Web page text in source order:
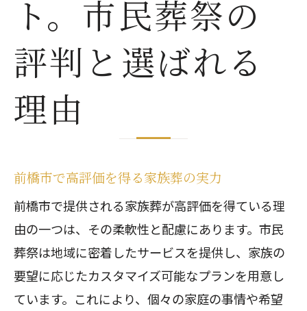
ト。市民葬祭の
評判と選ばれる
理由
前橋市で高評価を得る家族葬の実力
前橋市で提供される家族葬が高評価を得ている理
由の一つは、その柔軟性と配慮にあります。市民
葬祭は地域に密着したサービスを提供し、家族の
要望に応じたカスタマイズ可能なプランを用意し
ています。これにより、個々の家庭の事情や希望